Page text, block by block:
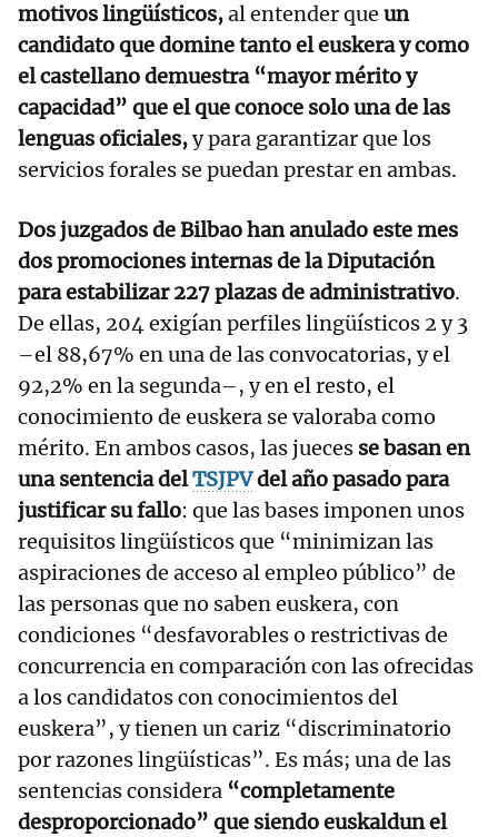
motivos lingüísticos,al entender que un
candidato que domine tanto el euskera y como
el castellano demuestra “mayor mérito y
capacidad” que el que conoce solo una de las
lenguas oficiales,y para garantizar que los
servicios forales se puedan prestar en ambas.
Dos juzgados de Bilbao han anulado este mes
dos promociones internas de la Diputación
para estabilizar 227 plazas de administrativo.
De ellas, 204 exigían perfiles lingüísticos 2 y 3
–el 88,67% en una de las convocatorias, y el
92,2% en la segunda–, y en el resto, el
conocimiento de euskera se valoraba como
mérito. En ambos casos, las jueces se basan en
una sentencia delTSJPVdel año pasado para
justificar su fallo: que las bases imponen unos
requisitos lingüísticos que “minimizan las
aspiraciones de acceso al empleo público” de
las personas que no saben euskera, con
condiciones “desfavorables o restrictivas de
concurrencia en comparación con las ofrecidas
a los candidatos con conocimientos del
euskera”, y tienen un cariz “discriminatorio
por razones lingüísticas”. Es más; una de las
sentencias considera “completamente
desproporcionado” que siendo euskaldun el